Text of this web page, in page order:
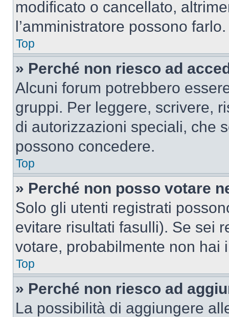
modificato o cancellato,
l’amministratore possono farlo.
Top
» Perché non riesco ad
Alcuni forum potrebbero
gruppi. Per leggere, scrivere,
di autorizzazioni speciali, che
possono concedere.
Top
» Perché non posso votare
Solo gli utenti registrati
evitare risultati fasulli). Se sei
votare, probabilmente non hai
Top
» Perché non riesco ad
La possibilità di aggiungere